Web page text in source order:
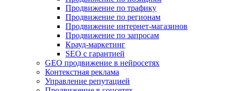
Продвижение по трафику
Продвижение по регионам
Продвижение интернет-магазинов
Продвижение по запросам
Крауд-маркетинг
SEO с гарантией
GEO продвижение в нейросетях
Контекстная реклама
Управление репутацией